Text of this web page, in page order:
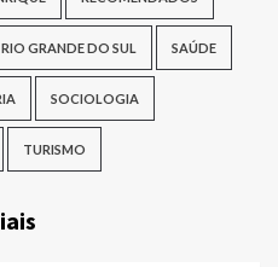
RIO GRANDE DO SUL SAÚDE
SOCIOLOGIA
TURISMO